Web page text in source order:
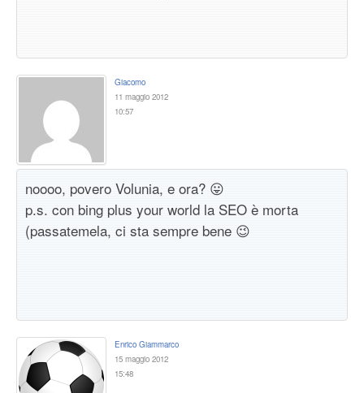
Giacomo
11 maggio 2012
10:57
noooo, povero Volunia, e ora? 😛
p.s. con bing plus your world la SEO è morta
(passatemela, ci sta sempre bene 😉
Enrico Giammarco
15 maggio 2012
15:48